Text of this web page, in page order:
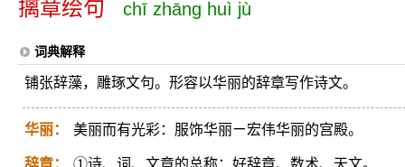
摛章绘句 chī zhāng huì jù
词典解释
铺张辞藻，雕琢文句。形容以华丽的辞章写作诗文。
华丽： 美丽而有光彩：服饰华丽ㄧ宏伟华丽的宫殿。
辞章：
①诗、词、文章的总称：好辞章、数术、天文。